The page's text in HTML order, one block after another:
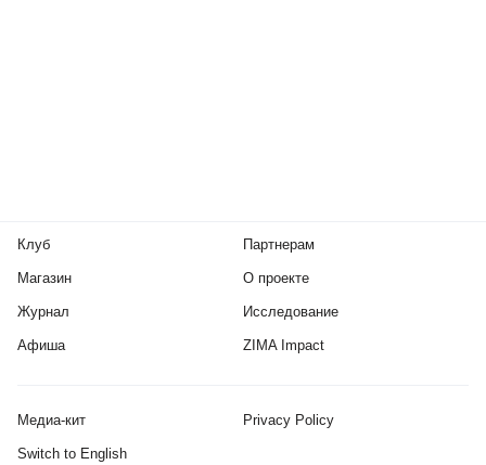
Клуб
Магазин
Журнал
Афиша
Партнерам
О проекте
Исследование
ZIMA Impact
Медиа-кит Privacy Policy
Switch to English